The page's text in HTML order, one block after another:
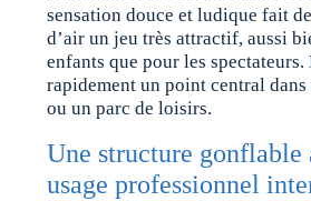
sensation douce et ludique fait
d’air un jeu très attractif, aussi
enfants que pour les
rapidement un point central
ou un parc de loisirs.
Une structure gonflable
usage professionnel